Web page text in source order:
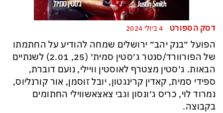
דסק הספורט
הפועל ״בנק יהב״ ירושלים שמחה להודיע על החתמתו
של הפורוורד/סנטר ג׳סטין סמית׳ (25, 2.01) לשנתיים
הבאות. ג׳סטין מצטרף לאוסטין וויילי, נועם דוברת,
ספידי סמית, קאדין קרינגטון, יובל זוסמן, אור קורנליוס,
נמרוד לוי, כריס ג׳ונסון וגבי צאצאשווילי החתומים
בקבוצה.